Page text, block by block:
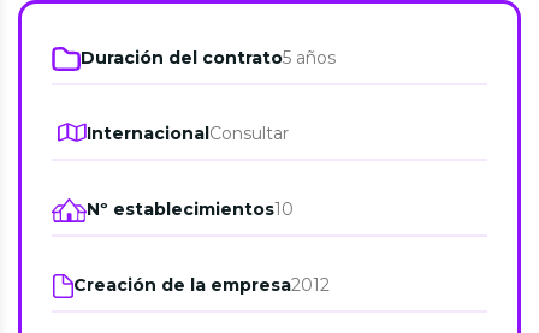
Duración del contrato5 años
InternacionalConsultar
Nº establecimientos10
Creación de la empresa2012